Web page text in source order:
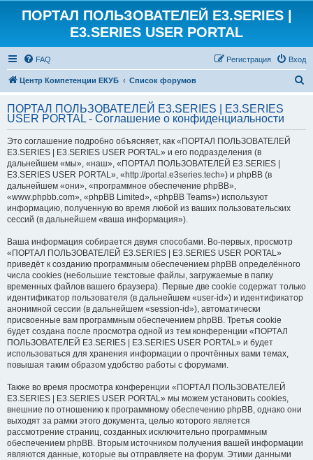
ПОРТАЛ ПОЛЬЗОВАТЕЛЕЙ E3.SERIES |
E3.SERIES USER PORTAL
FAQ Вход
Регистрация
Центр Компетенции ЕКУБ Список форумов
с
ПОРТАЛ ПОЛЬЗОВАТЕЛЕЙ E3.SERIES | E3.SERIES
USER PORTAL - Соглашение о конфиденциальности
Это соглашение подробно объясняет, как «ПОРТАЛ ПОЛЬЗОВАТЕЛЕЙ
E3.SERIES | E3.SERIES USER PORTAL» и его подразделения (в
дальнейшем «мы», «наш», «ПОРТАЛ ПОЛЬЗОВАТЕЛЕЙ E3.SERIES |
E3.SERIES USER PORTAL», «http://portal.e3series.tech») и phpBB (в
дальнейшем «они», «программное обеспечение phpBB»,
«www.phpbb.com», «phpBB Limited», «phpBB Teams») используют
информацию, полученную во время любой из ваших пользовательских
сессий (в дальнейшем «ваша информация»).
Ваша информация собирается двумя способами. Во-первых, просмотр
«ПОРТАЛ ПОЛЬЗОВАТЕЛЕЙ E3.SERIES | E3.SERIES USER PORTAL»
приведёт к созданию программным обеспечением phpBB определённого
числа cookies (небольшие текстовые файлы, загружаемые в папку
временных файлов вашего браузера). Первые две cookie содержат только
идентификатор пользователя (в дальнейшем «user-id») и идентификатор
анонимной сессии (в дальнейшем «session-id»), автоматически
присвоенные вам программным обеспечением phpBB. Третья cookie
будет создана после просмотра одной из тем конференции «ПОРТАЛ
ПОЛЬЗОВАТЕЛЕЙ E3.SERIES | E3.SERIES USER PORTAL» и будет
использоваться для хранения информации о прочтённых вами темах,
повышая таким образом удобство работы с форумами.
Также во время просмотра конференции «ПОРТАЛ ПОЛЬЗОВАТЕЛЕЙ
E3.SERIES | E3.SERIES USER PORTAL» мы можем установить cookies,
внешние по отношению к программному обеспечению phpBB, однако они
выходят за рамки этого документа, целью которого является
рассмотрение страниц, созданных исключительно программным
обеспечением phpBB. Вторым источником получения вашей информации
являются данные, которые вы отправляете на форум. Этими данными